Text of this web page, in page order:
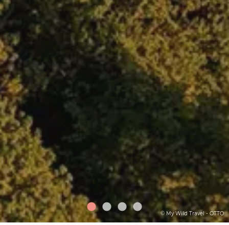
© My Wild Travel - OTTO